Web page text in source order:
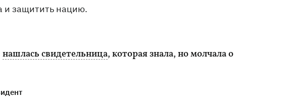
и защитить нацию.
нашлась свидетельница, которая знала, но молчала о